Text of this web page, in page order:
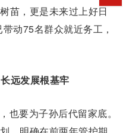
苗，更是未来过上好日
动75名群众就近务工，
远发展根基牢
也要为子孙后代留家底。